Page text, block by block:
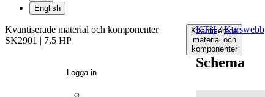
English
Kvantiserade
material och
komponenter
KTH / Kurswebb
Schema
Kvantiserade material och komponenter
SK2901 | 7,5 HP
Logga in